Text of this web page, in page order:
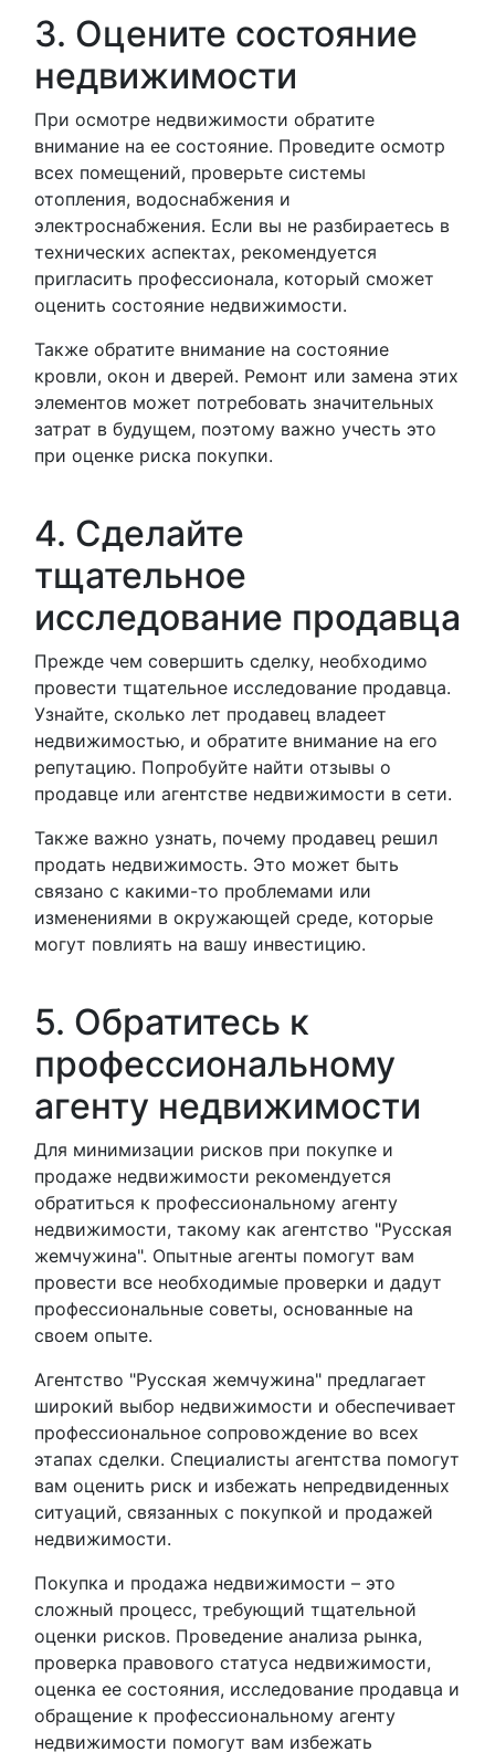
3. Оцените состояние
недвижимости
При осмотре недвижимости обратите
внимание на ее состояние. Проведите осмотр
всех помещений, проверьте системы
отопления, водоснабжения и
электроснабжения. Если вы не разбираетесь в
технических аспектах, рекомендуется
пригласить профессионала, который сможет
оценить состояние недвижимости.
Также обратите внимание на состояние
кровли, окон и дверей. Ремонт или замена этих
элементов может потребовать значительных
затрат в будущем, поэтому важно учесть это
при оценке риска покупки.
4. Сделайте
тщательное
исследование продавца
Прежде чем совершить сделку, необходимо
провести тщательное исследование продавца.
Узнайте, сколько лет продавец владеет
недвижимостью, и обратите внимание на его
репутацию. Попробуйте найти отзывы о
продавце или агентстве недвижимости в сети.
Также важно узнать, почему продавец решил
продать недвижимость. Это может быть
связано с какими-то проблемами или
изменениями в окружающей среде, которые
могут повлиять на вашу инвестицию.
5. Обратитесь к
профессиональному
агенту недвижимости
Для минимизации рисков при покупке и
продаже недвижимости рекомендуется
обратиться к профессиональному агенту
недвижимости, такому как агентство "Русская
жемчужина". Опытные агенты помогут вам
провести все необходимые проверки и дадут
профессиональные советы, основанные на
своем опыте.
Агентство "Русская жемчужина" предлагает
широкий выбор недвижимости и обеспечивает
профессиональное сопровождение во всех
этапах сделки. Специалисты агентства помогут
вам оценить риск и избежать непредвиденных
ситуаций, связанных с покупкой и продажей
недвижимости.
Покупка и продажа недвижимости – это
сложный процесс, требующий тщательной
оценки рисков. Проведение анализа рынка,
проверка правового статуса недвижимости,
оценка ее состояния, исследование продавца и
обращение к профессиональному агенту
недвижимости помогут вам избежать